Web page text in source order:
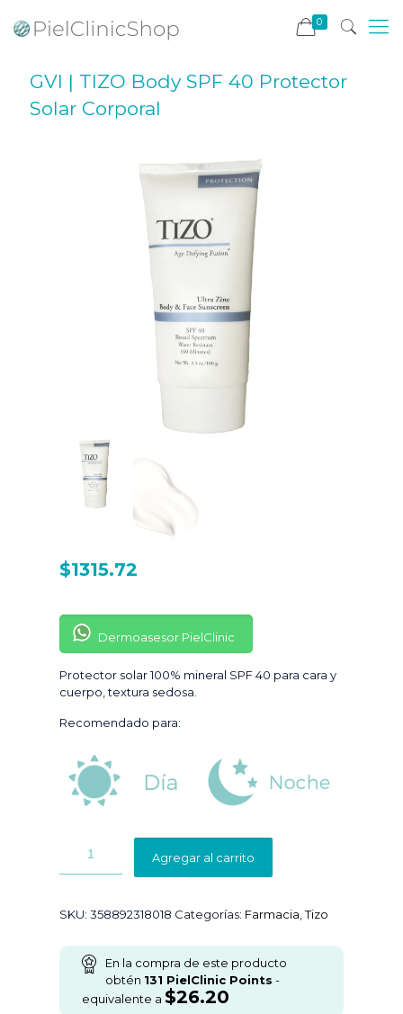
0
GVI | TIZO Body SPF 40 Protector
Solar Corporal
$1315.72
Dermoasesor PielClinic
Protector solar 100% mineral SPF 40 para cara y
cuerpo, textura sedosa.
Recomendado para:
Agregar al carrito
SKU: 358892318018 Categorías: Farmacia ,Tizo
En la compra de este producto
obtén 131 PielClinic Points -
equivalente a $26.20